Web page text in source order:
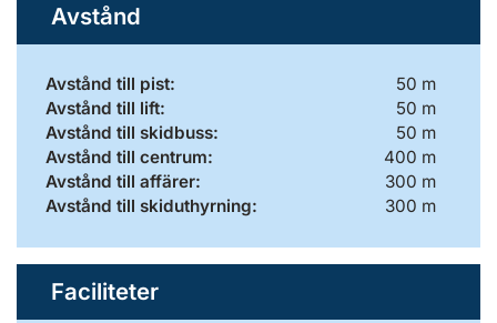
Avstånd
Avstånd till pist:
50 m
Avstånd till lift:
50 m
Avstånd till skidbuss:
50 m
Avstånd till centrum:
400 m
Avstånd till affärer:
300 m
Avstånd till skiduthyrning:
300 m
Faciliteter